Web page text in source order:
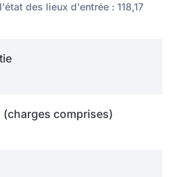
des lieux d'entrée : 118,17
(charges comprises)